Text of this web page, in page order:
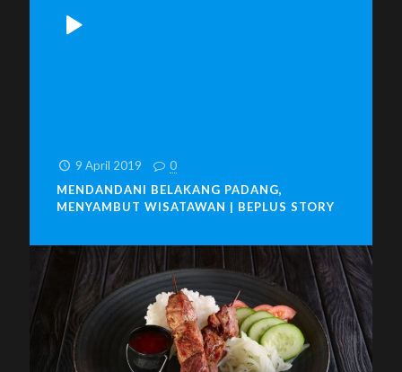
9 April 2019
0
MENDANDANI BELAKANG PADANG,
MENYAMBUT WISATAWAN | BEPLUS STORY